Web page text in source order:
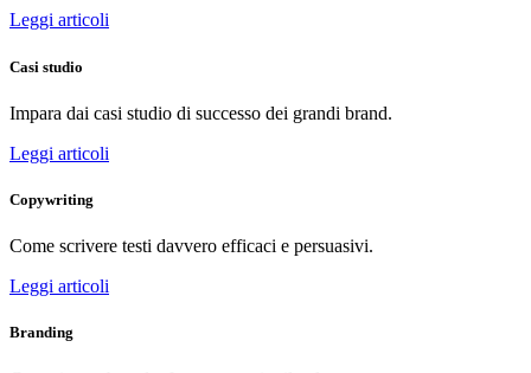
Leggi articoli
Casi studio
Impara dai casi studio di successo dei grandi brand.
Leggi articoli
Copywriting
Come scrivere testi davvero efficaci e persuasivi.
Leggi articoli
Branding